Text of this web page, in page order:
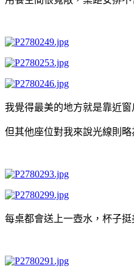
我覺得最美的地方就是靠近
但其他座位對我來說光線則
每桌都會送上一壺水，杯子挺